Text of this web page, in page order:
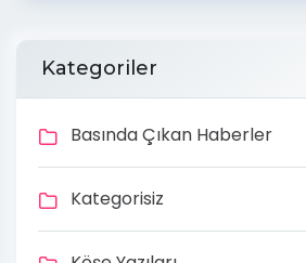
Kategoriler
Basında Çıkan Haberler
Kategorisiz